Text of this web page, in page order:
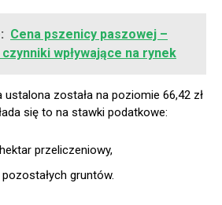
Cena pszenicy paszowej –
wpływające na rynek
została na poziomie 66,42 zł
się to na stawki podatkowe:
przeliczeniowy,
gruntów.